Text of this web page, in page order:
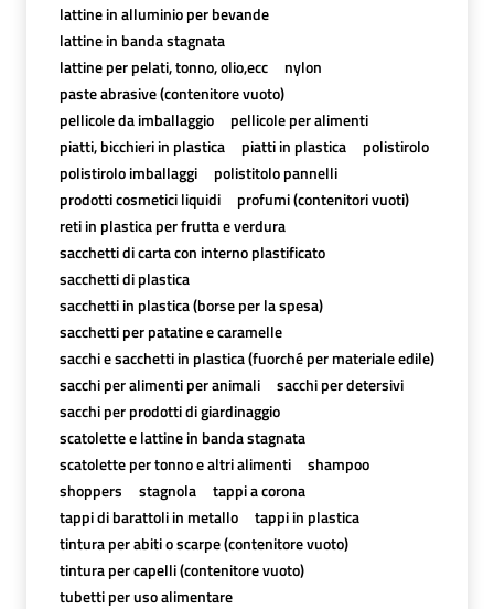
lattine in alluminio per bevande
lattine in banda stagnata
lattine per pelati, tonno, olio,ecc
nylon
paste abrasive (contenitore vuoto)
pellicole da imballaggio
pellicole per alimenti
piatti, bicchieri in plastica
piatti in plastica
polistirolo
polistirolo imballaggi
polistitolo pannelli
prodotti cosmetici liquidi
profumi (contenitori vuoti)
reti in plastica per frutta e verdura
sacchetti di carta con interno plastificato
sacchetti di plastica
sacchetti in plastica (borse per la spesa)
sacchetti per patatine e caramelle
sacchi e sacchetti in plastica (fuorché per materiale edile)
sacchi per alimenti per animali
sacchi per detersivi
sacchi per prodotti di giardinaggio
scatolette e lattine in banda stagnata
scatolette per tonno e altri alimenti
shampoo
shoppers
stagnola
tappi a corona
tappi di barattoli in metallo
tappi in plastica
tintura per abiti o scarpe (contenitore vuoto)
tintura per capelli (contenitore vuoto)
tubetti per uso alimentare